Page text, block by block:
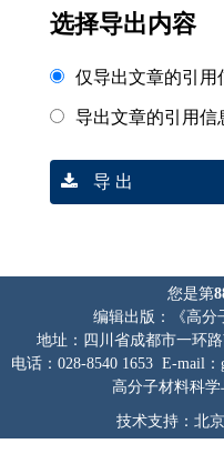
选择导出内容
仅导出文章的引用
导出文章的引用信
导 出
您是第
编辑出版：《高分
地址：四川省成都市一环
电话：028-8540 1653 E-mail：
高分子材料科
技术支持：北